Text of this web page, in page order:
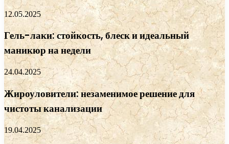
12.05.2025
Гель-лаки: стойкость, блеск и идеальный
маникюр на недели
24.04.2025
Жироуловители: незаменимое решение для
чистоты канализации
19.04.2025